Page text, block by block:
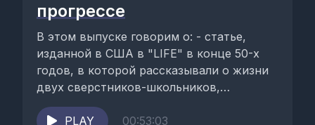
прогрессе
В этом выпуске говорим о: - статье,
изданной в США в "LIFE" в конце 50-х
годов, в которой рассказывали о жизни
двух сверстников-школьников,
живущих...
PLAY
00:53:03